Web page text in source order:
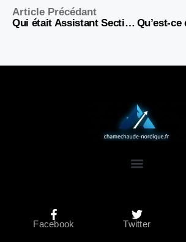
Article Précédant
Qui était Assistant Section Officer dans la Women’s Auxiliary Air Force ?
Facebook Twitter